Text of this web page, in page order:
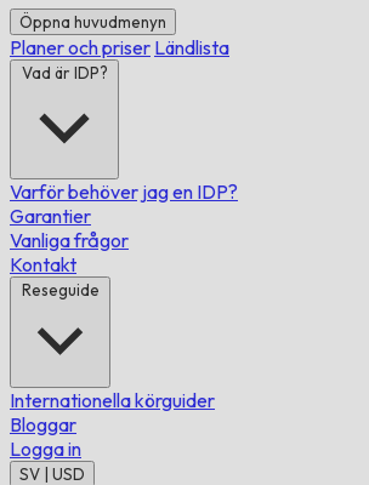
Öppna huvudmenyn
Planer och priser Ländlista
Vad är IDP?
Varför behöver jag en IDP?
Garantier
Vanliga frågor
Kontakt
Reseguide
Internationella körguider
Bloggar
Logga in
SV | USD